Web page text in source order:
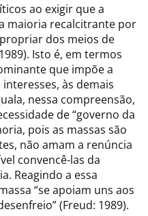
ao exigir que a
maioria recalcitrante por
dos meios de
Isto é, em termos
que impõe a
às demais
nessa compreensão,
de “governo da
pois as massas são
não amam a renúncia
convencê-las da
Reagindo a essa
“se apoiam uns aos
(Freud: 1989).